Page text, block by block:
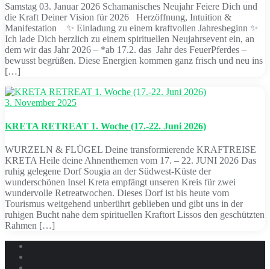
Samstag 03. Januar 2026 Schamanisches Neujahr Feiere Dich und
die Kraft Deiner Vision für 2026 Herzöffnung, Intuition &
Manifestation ✨ Einladung zu einem kraftvollen Jahresbeginn ✨
Ich lade Dich herzlich zu einem spirituellen Neujahrsevent ein, an
dem wir das Jahr 2026 – *ab 17.2. das Jahr des FeuerPferdes –
bewusst begrüßen. Diese Energien kommen ganz frisch und neu ins
[…]
3. November 2025
KRETA RETREAT 1. Woche (17.-22. Juni 2026)
WURZELN & FLÜGEL Deine transformierende KRAFTREISE
KRETA Heile deine Ahnenthemen vom 17. – 22. JUNI 2026 Das
ruhig gelegene Dorf Sougia an der Südwest-Küste der
wunderschönen Insel Kreta empfängt unseren Kreis für zwei
wundervolle Retreatwochen. Dieses Dorf ist bis heute vom
Tourismus weitgehend unberührt geblieben und gibt uns in der
ruhigen Bucht nahe dem spirituellen Kraftort Lissos den geschützten
Rahmen […]